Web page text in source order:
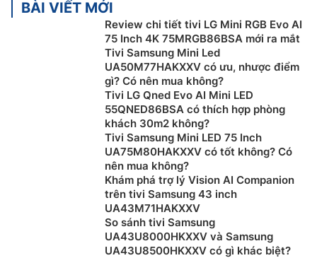
nghệ Dolby Atmos và S-Force Front Surround để
mang lại trải nghiệm giải trí ấn tượng vô cùng cho
Điều đặc biệt hơn nữa là tivi còn có thêm cả bộ loa
Loa X-Balanced mang đến chất lượng âm thanh và áp
xuất cao hơn. Nhờ đó mà người nghe có thể thưởng
thức được chất lượng âm thanh đỉnh nhất.
Tuổi thọ bền bỉ với công nghệ bảo vệ
BÀI VIẾT MỚI
Review chi tiết tivi LG Mini RGB Evo AI
75 Inch 4K 75MRGB86BSA mới ra mắt
Tivi Samsung Mini Led
UA50M77HAKXXV có ưu, nhược điểm
gì? Có nên mua không?
Tivi LG Qned Evo AI Mini LED
55QNED86BSA có thích hợp phòng
khách 30m2 không?
Tivi Samsung Mini LED 75 Inch
UA75M80HAKXXV có tốt không? Có
nên mua không?
Khám phá trợ lý Vision AI Companion
trên tivi Samsung 43 inch
UA43M71HAKXXV
So sánh tivi Samsung
UA43U8000HKXXV và Samsung
UA43U8500HKXXV có gì khác biệt?